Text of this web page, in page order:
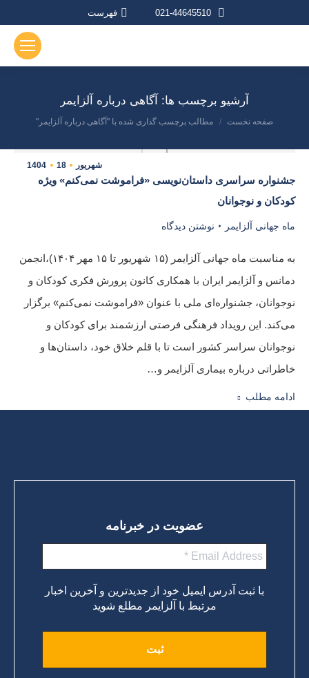
021-44645510 فهرست
آرشیو برچسب ها: آگاهی درباره آلزایمر
مکان شما:
صفحه نخست مطالب برچسب گذاری شده با "آگاهی درباره آلزایمر"
شهریور 18
1404
جشنواره سراسری داستان‌نویسی «فراموشت نمی‌کنم» ویژه
کودکان و نوجوانان
ماه جهانی آلزایمر نوشتن دیدگاه
به مناسبت ماه جهانی آلزایمر (۱۵ شهریور تا ۱۵ مهر ۱۴۰۴)،انجمن
دمانس و آلزایمر ایران با همکاری کانون پرورش فکری کودکان و
نوجوانان، جشنواره‌ای ملی با عنوان «فراموشت نمی‌کنم» برگزار
می‌کند. این رویداد فرهنگی فرصتی ارزشمند برای کودکان و
نوجوانان سراسر کشور است تا با قلم خلاق خود، داستان‌ها و
خاطراتی درباره بیماری آلزایمر و…
ادامه مطلب
عضویت در خبرنامه
با ثبت آدرس ایمیل خود از جدیدترین و آخرین اخبار
مرتبط با آلزایمر مطلع شوید